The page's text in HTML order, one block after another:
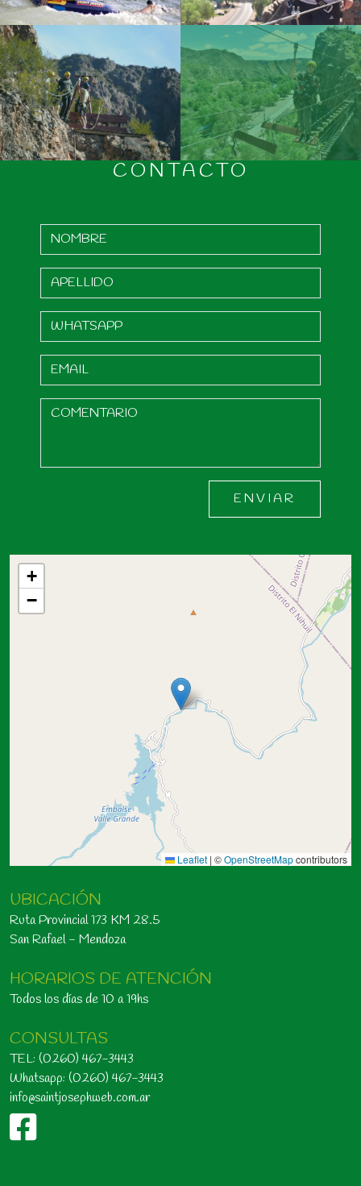
CONTACTO
ENVIAR
+
−
Leaflet | ©OpenStreetMapcontributors
UBICACIÓN
Ruta Provincial 173 KM 28.5
San Rafael - Mendoza
HORARIOS DE ATENCIÓN
Todos los días de 10 a 19hs
CONSULTAS
TEL: (0260) 467-3443
Whatsapp: (0260) 467-3443
info@saintjosephweb.com.ar